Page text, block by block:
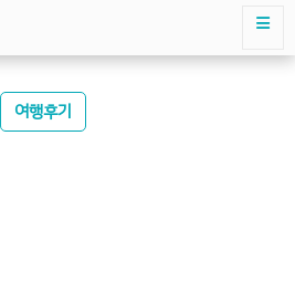
여행후기